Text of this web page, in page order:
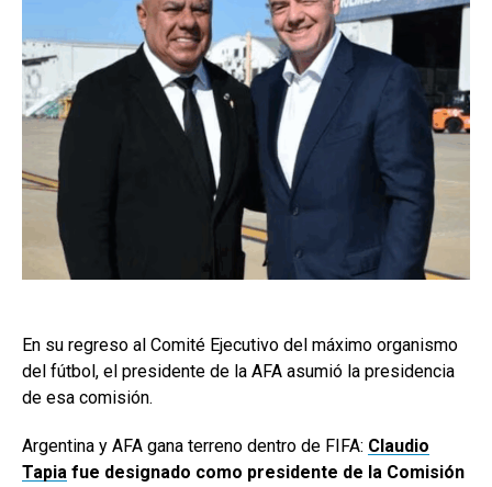
En su regreso al Comité Ejecutivo del máximo organismo
del fútbol, el presidente de la AFA asumió la presidencia
de esa comisión.
Argentina y AFA gana terreno dentro de FIFA: Claudio
Tapia fue designado como presidente de la Comisión